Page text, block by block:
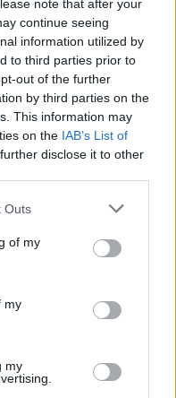
note that after your
continue seeing
information utilized by
to third parties prior to
out of the further
by third parties on the
This information may
on the IAB’s List of
disclose it to other
Outs
of my
my
my